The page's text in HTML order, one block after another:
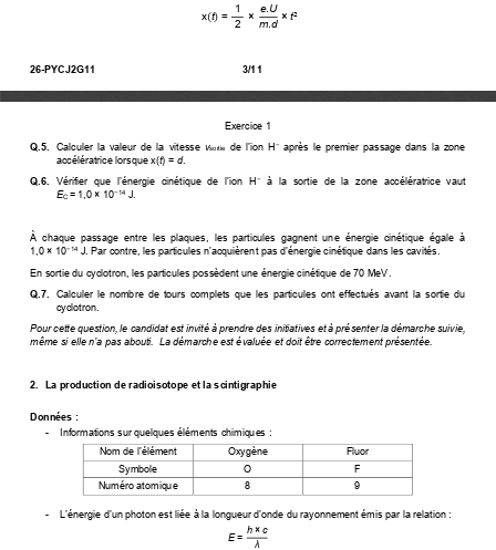
26-PYCJ2G11 3/11
x(t) =
1
2
×
e. U
m .d
× t²
Exercice 1
Q.5.
  Calculer  la  valeur  de  la  vitesse
vsortie de l’ion H−
  après  le  premier  passage  dans  la  zone
accélératrice lorsque x(t) = d.
Q.6.
Vérifier que l’énergie cinétique de l’ion H−
  à  la  sortie  de  la  zone  accélératrice  vaut
EC = 1,0 × 10−14 J.
À  chaque  passage  entre  les  plaques,  les  particules  gagnent  une  énergie  cinétique  égale  à
1,0 × 10−14 J . Par contre, les particules n’acquièrent pas d’énergie cinétique dans les cavités.
En sortie du cyclotron, les particules possèdent une énergie cinétique de 70 MeV.
Q.7.
  Calculer  le  nombre  de  tours  complets  que  les  particules  ont  effectués  avant  la  sortie  du
cyclotron.
Pour cette question, le candidat est invité à prendre des initiatives et à présenter la démarche suivie,
même si elle n’a pas abouti.  La démarche est évaluée et doit être correctement présentée.
2.  La production de radioisotope et la scintigraphie
Données :
-    Informations sur quelques éléments chimiques :
Nom de l’élément
Oxygène
Fluor
Symbole
O
F
Numéro atomique
8 9
-
  L’énergie d’un photon est liée à la longueur d’onde du rayonnement émis par la relation :
E =
h × c
λ